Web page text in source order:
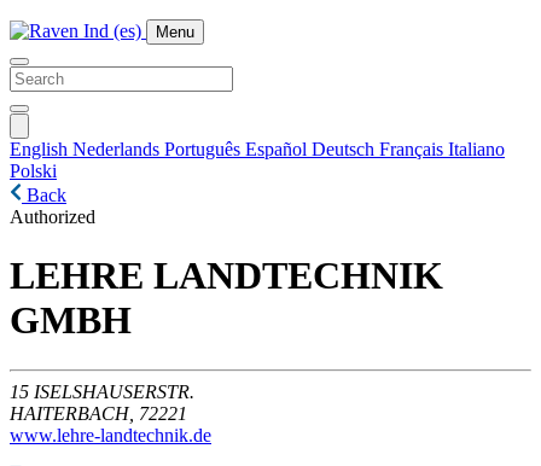
Menu
English Nederlands Português Español Deutsch Français Italiano
Polski
Back
Authorized
LEHRE LANDTECHNIK
GMBH
15 ISELSHAUSERSTR.
HAITERBACH, 72221
www.lehre-landtechnik.de